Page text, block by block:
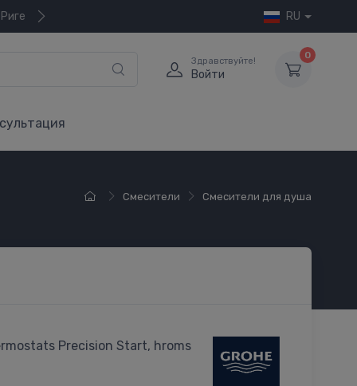
RU
Здравствуйте!
Войти
0
Смесители Смесители для душа
Precision Start, hroms